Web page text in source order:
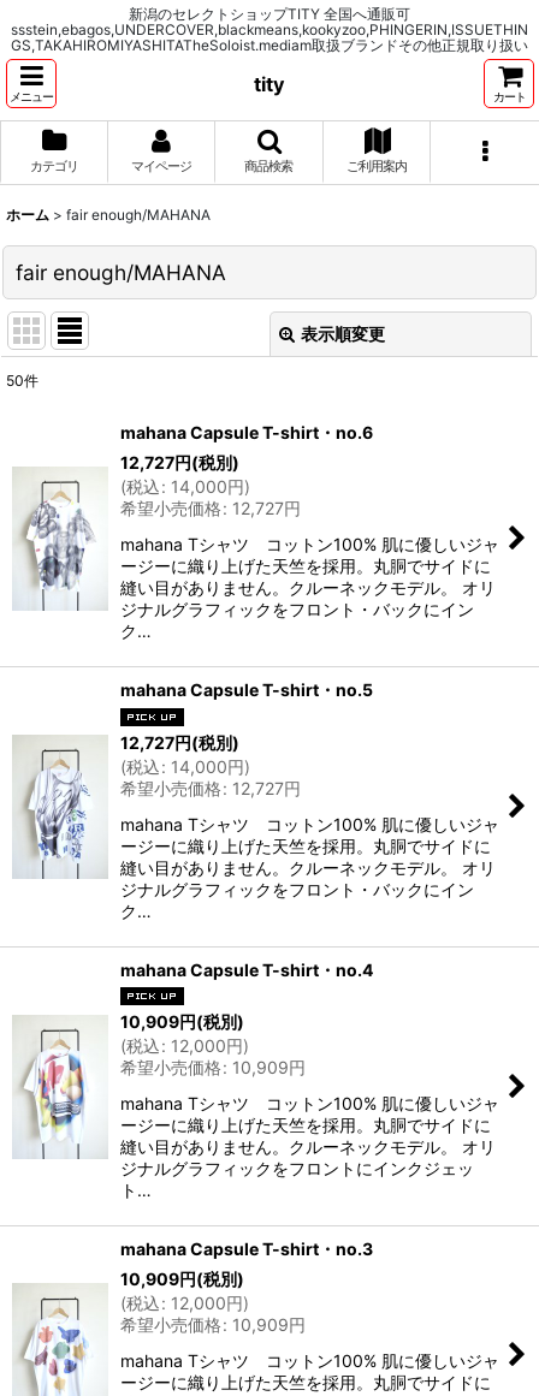
新潟のセレクトショップTITY 全国へ通販可
ssstein,ebagos,UNDERCOVER,blackmeans,kookyzoo,PHINGERIN,ISSUETHIN
GS,TAKAHIROMIYASHITATheSoloist.mediam取扱ブランドその他正規取り扱い
メニュー
tity
カート
カテゴリ マイページ 商品検索 ご利用案内
ホーム > fair enough/MAHANA
fair enough/MAHANA
表示順変更
並び順
50件
mahana Capsule T-shirt・no.6
12,727円(税別)
(税込: 14,000円)
希望小売価格: 12,727円
mahana Tシャツ コットン100% 肌に優しいジャ
ージーに織り上げた天竺を採用。丸胴でサイドに
縫い目がありません。クルーネックモデル。 オリ
ジナルグラフィックをフロント・バックにイン
ク…
mahana Capsule T-shirt・no.5
12,727円(税別)
(税込: 14,000円)
希望小売価格: 12,727円
mahana Tシャツ コットン100% 肌に優しいジャ
ージーに織り上げた天竺を採用。丸胴でサイドに
縫い目がありません。クルーネックモデル。 オリ
ジナルグラフィックをフロント・バックにイン
ク…
mahana Capsule T-shirt・no.4
10,909円(税別)
(税込: 12,000円)
希望小売価格: 10,909円
mahana Tシャツ コットン100% 肌に優しいジャ
ージーに織り上げた天竺を採用。丸胴でサイドに
縫い目がありません。クルーネックモデル。 オリ
ジナルグラフィックをフロントにインクジェッ
ト…
mahana Capsule T-shirt・no.3
10,909円(税別)
(税込: 12,000円)
希望小売価格: 10,909円
mahana Tシャツ コットン100% 肌に優しいジャ
ージーに織り上げた天竺を採用。丸胴でサイドに